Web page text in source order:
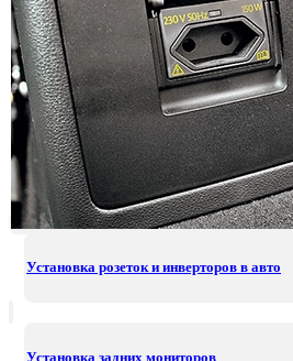
Установка розеток и инверторов в авто
Установка задних мониторов